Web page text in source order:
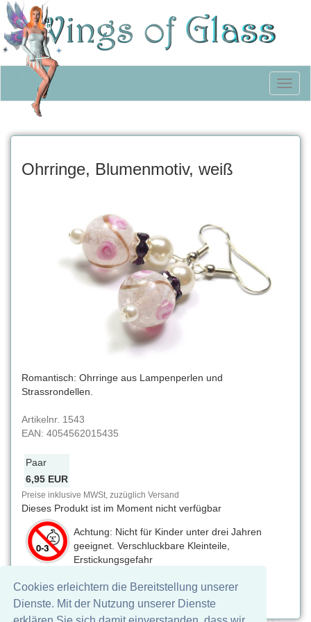
Cookies erleichtern die Bereitstellung unserer
Dienste. Mit der Nutzung unserer Dienste
Ohrringe, Blumenmotiv, weiß
Romantisch: Ohrringe aus Lampenperlen und
Strassrondellen.
Artikelnr. 1543
EAN: 4054562015435
Paar
6,95 EUR
Preise inklusive MWSt, zuzüglich Versand
Dieses Produkt ist im Moment nicht verfügbar
Achtung: Nicht für Kinder unter drei Jahren
geeignet. Verschluckbare Kleinteile,
Erstickungsgefahr
Auf Facebook teilen